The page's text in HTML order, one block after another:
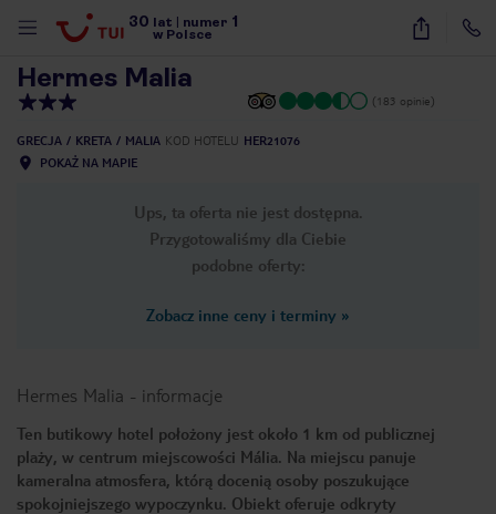
30 lat numer 1
w Polsce
19
Hermes Malia
(183 opinie)
GRECJA KRETA MALIA KOD HOTELU HER21076
POKAŻ NA MAPIE
Ups, ta oferta nie jest dostępna.
Przygotowaliśmy dla Ciebie
podobne oferty:
Zobacz inne ceny i terminy »
Hermes Malia - informacje
Ten butikowy hotel położony jest około 1 km od publicznej
plaży, w centrum miejscowości Mália. Na miejscu panuje
kameralna atmosfera, którą docenią osoby poszukujące
spokojniejszego wypoczynku. Obiekt oferuje odkryty